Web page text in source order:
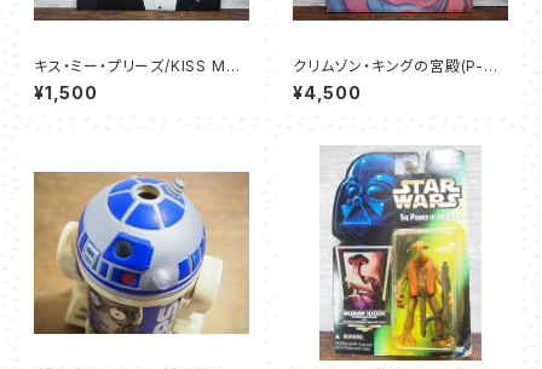
キス・ミー・プリーズ/KISS ME
PLEASE - 矢沢 永吉
¥1,500
クリムゾン・キングの宮殿(P-80
80A) - キング・クリムゾン
¥4,500